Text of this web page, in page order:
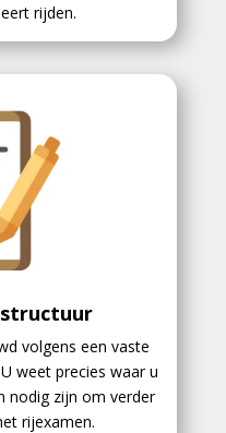
rijden.
volgens een vaste
weet precies waar u
nodig zijn om verder
rijexamen.